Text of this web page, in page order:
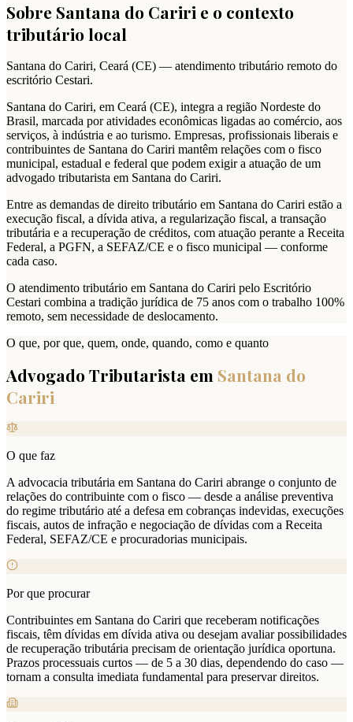
Sobre Santana do Cariri e o contexto
tributário local
Santana do Cariri, Ceará (CE) — atendimento tributário remoto do
escritório Cestari.
Santana do Cariri, em Ceará (CE), integra a região Nordeste do
Brasil, marcada por atividades econômicas ligadas ao comércio, aos
serviços, à indústria e ao turismo. Empresas, profissionais liberais e
contribuintes de Santana do Cariri mantêm relações com o fisco
municipal, estadual e federal que podem exigir a atuação de um
advogado tributarista em Santana do Cariri.
Entre as demandas de direito tributário em Santana do Cariri estão a
execução fiscal, a dívida ativa, a regularização fiscal, a transação
tributária e a recuperação de créditos, com atuação perante a Receita
Federal, a PGFN, a SEFAZ/CE e o fisco municipal — conforme
cada caso.
O atendimento tributário em Santana do Cariri pelo Escritório
Cestari combina a tradição jurídica de 75 anos com o trabalho 100%
remoto, sem necessidade de deslocamento.
O que, por que, quem, onde, quando, como e quanto
Advogado Tributarista em Santana do
Cariri
O que faz
A advocacia tributária em Santana do Cariri abrange o conjunto de
relações do contribuinte com o fisco — desde a análise preventiva
do regime tributário até a defesa em cobranças indevidas, execuções
fiscais, autos de infração e negociação de dívidas com a Receita
Federal, SEFAZ/CE e procuradorias municipais.
Por que procurar
Contribuintes em Santana do Cariri que receberam notificações
fiscais, têm dívidas em dívida ativa ou desejam avaliar possibilidades
de recuperação tributária precisam de orientação jurídica oportuna.
Prazos processuais curtos — de 5 a 30 dias, dependendo do caso —
tornam a consulta imediata fundamental para preservar direitos.